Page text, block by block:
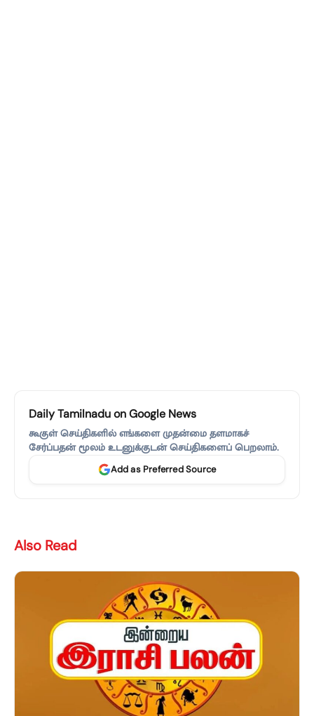
Daily Tamilnadu on Google News
கூகுள் செய்திகளில் எங்களை முதன்மை தளமாகச்
சேர்ப்பதன் மூலம் உடனுக்குடன் செய்திகளைப் பெறலாம்.
Add as Preferred Source
Also Read